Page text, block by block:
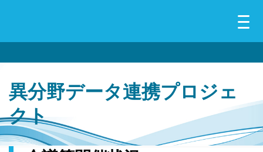
異分野データ連携プロジェ
クト